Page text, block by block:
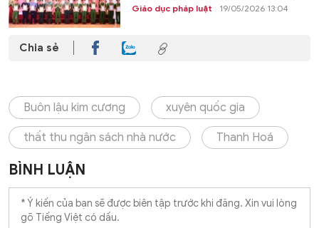
Giáo dục pháp luật 19/05/2026 13:04
Chia sẻ
Buôn lậu kim cương xuyên quốc gia
thất thu ngân sách nhà nước Thanh Hoá
BÌNH LUẬN